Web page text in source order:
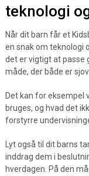
teknologi
Når dit barn får et
en snak om teknologi
det er vigtigt at passe
måde, der både er
Det kan for eksempel
bruges, og hvad det
forstyrre
Lyt også til dit barns
inddrag dem i
hverdagen. På den